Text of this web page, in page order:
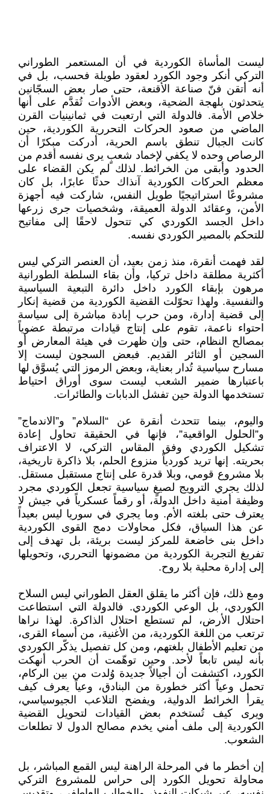
ليست المأساة الكوردية في أن المستعمر الطوراني
التركي أنكر وجود الكورد لعقود طويلة فحسب، بل في
أنه أتقن فنّ صناعة الأقنعة، حتى صار بعض السجّانين
يتحدثون بلهجة الضحية، وبعض الأدوات تُقدَّم على أنها
خلاص الأمة. فالدولة التي ارتعبت في ثمانينيات القرن
الماضي من صعود الحركات التحررية الكوردية، حين
كانت الجبال تنطق باسم الحرية، أدركت مبكرًا أن
الرصاص وحده لا يكفي لإخماد شعبٍ يرى نفسه أقدم من
الحدود وأبقى من الخرائط. لذلك لم يكن القضاء على
معظم الحركات الكوردية آنذاك حدثًا عابرًا، بل كان
مشروعًا استراتيجيًا طويل النفس، شاركت فيه أجهزة
الأمن، وعقائد الدولة العميقة، وشخصيات جرى زرعها
داخل الجسد الكوردي كي تتحول لاحقًا إلى مفاتيح
للتحكم بالمصير الكوردي نفسه.
لقد فهمت أنقرة، منذ زمن بعيد، أن العنصر التركي ليس
أكثرية مطلقة داخل تركيا، وأن بقاء السلطة الطورانية
مرهون بإبقاء الكورد داخل دائرة التبعية السياسية
والنفسية. ولهذا تحوّلت القضية الكوردية من قضية إنكار
إلى قضية إدارة، ومن حرب إبادة مباشرة إلى سياسة
احتواء ناعمة، تقوم على إنتاج قيادات مرتبطة عضوياً
بمصالح النظام، حتى وإن ظهرت في هيئة المعارض أو
السجين أو الثائر القديم. فبعض السجون ليست إلا
مسارح سياسية تُدار بعناية، وبعض الرموز التي يُسوَّق لها
باعتبارها ضمير الشعب ليست سوى أوراق احتياط
تستخدمها الدولة حين تفشل الدبابات والطائرات.
واليوم، بينما تتحدث أنقرة عن “السلام” و”الاندماج”
و”الحلول الواقعية”، فإنها في الحقيقة تحاول إعادة
تشكيل الكوردي وفق المقاس التركي، لا الاعتراف
بحريته. إنها تريد كوردياً منزوع الحلم، بلا ذاكرة تاريخية،
بلا مشروع قومي، وبلا قدرة على إنتاج مستقبل مستقل.
لذلك يجري الترويج لصيغٍ سياسية تجعل الكوردي مجرد
وظيفة أمنية داخل الدولة، أو رقماً عسكرياً في جيش لا
يعترف حتى بلغته الأم. وما يجري في سوريا ليس بعيداً
عن هذا السياق، فكل محاولات دمج القوى الكوردية
داخل بنى خاضعة للمركز ليست بريئة، بل تهدف إلى
تفريغ التجربة الكوردية من مضمونها التحرري، وتحويلها
إلى إدارة محلية بلا روح.
ومع ذلك، فإن أكثر ما يقلق العقل الطوراني ليس السلاح
الكوردي، بل الوعي الكوردي. فالدولة التي استطاعت
احتلال الأرض، لم تستطع احتلال الذاكرة. لهذا نراها
ترتعب من اللغة الكوردية، من الأغنية، من أسماء القرى،
من تعليم الأطفال بلغتهم، ومن كل تفصيل يذكّر الكوردي
بأنه ليس تابعاً لأحد. وحين توهّمت أن الحرب أنهكت
الكورد، اكتشفت أن أجيالاً جديدة وُلدت من بين الركام،
تحمل وعياً أكثر خطورة من البنادق، وعياً يعرف كيف
يقرأ الخرائط الدولية، ويفضح التلاعب الجيوسياسي،
ويرى كيف تُستخدم بعض القيادات لتحويل القضية
الكوردية إلى ملف أمني يخدم مصالح الدول لا تطلعات
الشعوب.
إن أخطر ما في المرحلة الراهنة ليس القمع المباشر، بل
محاولة تحويل الكورد إلى حراس للمشروع التركي